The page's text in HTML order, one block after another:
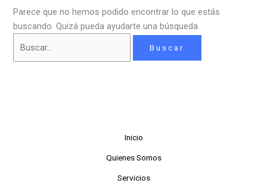
Parece que no hemos podido encontrar lo que estás
buscando. Quizá pueda ayudarte una búsqueda.
Inicio
Quienes Somos
Servicios